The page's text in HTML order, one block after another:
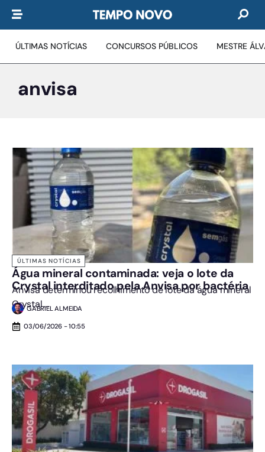
ÚLTIMAS NOTÍCIAS CONCURSOS PÚBLICOS MESTRE
anvisa
ÚLTIMAS NOTÍCIAS
Água mineral contaminada: veja o lote da
Crystal interditado pela Anvisa por bactéria
Anvisa determinou recolhimento de lote da água mineral
Crystal....
GABRIEL ALMEIDA
03/06/2026 - 10:55